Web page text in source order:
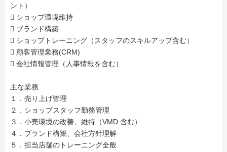
ント）
 ショップ環境維持
 ブランド構築
 ショップトレーニング（スタッフのスキルアップ含む）
 顧客管理業務(CRM)
 会社情報管理（人事情報を含む）
主な業務
１．売り上げ管理
２．ショップスタッフ勤務管理
３．小売環境の改善、維持（VMD 含む）
４．ブランド構築、会社方針理解
５．担当店舗のトレーニング全般